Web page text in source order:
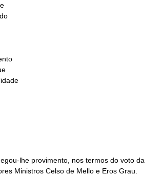
lhe provimento, nos termos do voto da
Ministros Celso de Mello e Eros Grau.